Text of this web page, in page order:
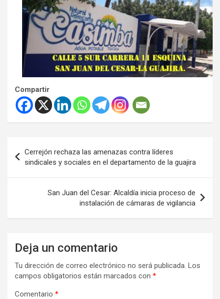
Compartir
de
entradas
Cerrejón rechaza las amenazas contra líderes
sindicales y sociales en el departamento de la guajira
San Juan del Cesar: Alcaldía inicia proceso de
instalación de cámaras de vigilancia
Deja un comentario
Tu dirección de correo electrónico no será publicada. Los
campos obligatorios están marcados con *
Comentario *